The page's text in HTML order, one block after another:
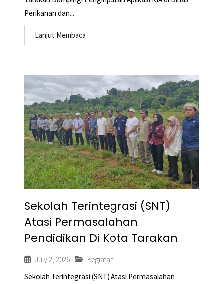
Perikanan dan...
Lanjut Membaca
Sekolah Terintegrasi (SNT)
Atasi Permasalahan
Pendidikan Di Kota Tarakan
July 2, 2026
Kegiatan
Sekolah Terintegrasi (SNT) Atasi Permasalahan